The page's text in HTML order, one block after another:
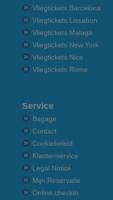
Vliegtickets Barcelona
Vliegtickets Lissabon
Vliegtickets Malaga
Vliegtickets New York
Vliegtickets Nice
Vliegtickets Rome
Service
Bagage
Contact
Cookiebeleid
Klantenservice
Legal Notice
Mijn Reservatie
Online checkin